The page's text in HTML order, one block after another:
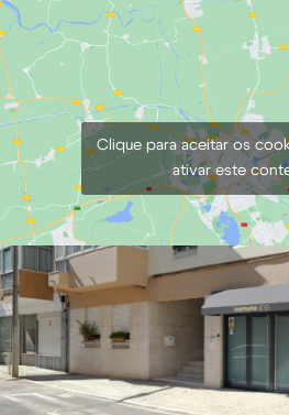
Clique para aceitar os
ativar este